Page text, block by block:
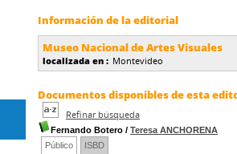
Información de la editorial
Museo Nacional de Artes Visuales
localizada en : Montevideo
Documentos disponibles de esta
Refinar búsqueda
Fernando Botero / Teresa ANCHORENA
Público
ISBD